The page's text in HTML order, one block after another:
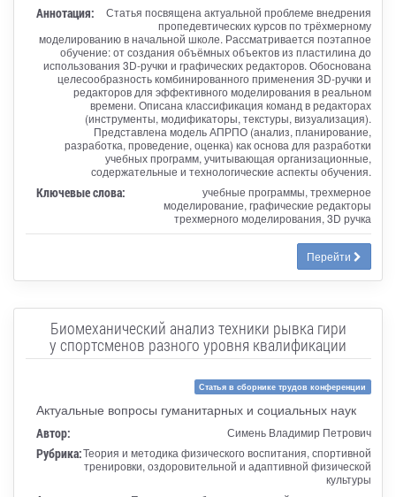
Аннотация:
Статья посвящена актуальной проблеме внедрения
пропедевтических курсов по трёхмерному
моделированию в начальной школе. Рассматривается поэтапное
обучение: от создания объёмных объектов из пластилина до
использования 3D-ручки и графических редакторов. Обоснована
целесообразность комбинированного применения 3D-ручки и
редакторов для эффективного моделирования в реальном
времени. Описана классификация команд в редакторах
(инструменты, модификаторы, текстуры, визуализация).
Представлена модель АПРПО (анализ, планирование,
разработка, проведение, оценка) как основа для разработки
учебных программ, учитывающая организационные,
содержательные и технологические аспекты обучения.
Ключевые слова:
учебные программы, трехмерное
моделирование, графические редакторы
трехмерного моделирования, 3D ручка
Перейти
Биомеханический анализ техники рывка гири
у спортсменов разного уровня квалификации
Статья в сборнике трудов конференции
Актуальные вопросы гуманитарных и социальных наук
Автор: Симень Владимир Петрович
Рубрика:Теория и методика физического воспитания, спортивной
тренировки, оздоровительной и адаптивной физической
культуры